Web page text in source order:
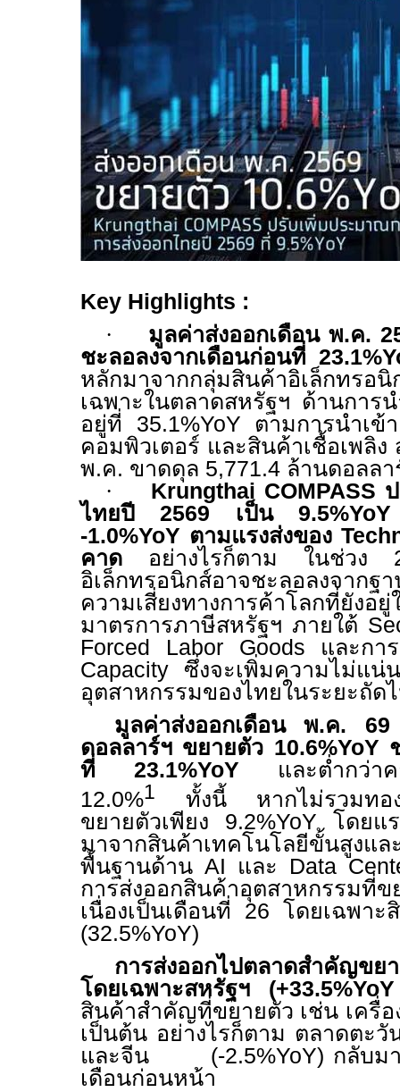
Key Highlights :
·
มูลค่าส่งออกเดือน พ.ค.
ชะลอลงจากเดือนก่อนที่23.1%
หลักมาจากกลุ่มสินค้าอิเล็กทรอ
เฉพาะในตลาดสหรัฐฯ ด้านการ
อยู่ที่ 35.1%YoY ตามการนำเข้
คอมพิวเตอร์ และสินค้าเชื้อเพลิง
พ.ค. ขาดดุล 5,771.4 ล้านดอลลา
·
Krungthai COMPASS
ไทยปี 2569 เป็น 9.5%YoY
-1.0%YoY ตามแรงส่งของ
คาด อย่างไรก็ตาม ในช่วง
อิเล็กทรอนิกส์อาจชะลอลงจาก
ความเสี่ยงทางการค้าโลกที่ยังอ
มาตรการภาษีสหรัฐฯ ภายใต้
Forced
Labor Goods และกา
Capacity ซึ่งจะเพิ่มความไม่แน่
อุตสาหกรรมของไทยในระยะถัด
มูลค่าส่งออกเดือน พ.ค. 69
ดอลลาร์ฯ ขยายตัว 10.6%YoY
ที่ 23.1%YoY และต่ำกว่าค
12.0%1 ทั้งนี้ หากไม่รวมทอง
ขยายตัวเพียง 9.2%YoYโดยแร
มาจากสินค้าเทคโนโลยีขั้นสูงแล
พื้นฐานด้าน AI และ Data
การส่งออกสินค้าอุตสาหกรรมที่
เนื่องเป็นเดือนที่ 26 โดยเฉพาะ
(32.5%YoY)
การส่งออกไปตลาดสำคัญขย
โดยเฉพาะสหรัฐฯ (+33.5%YoY
สินค้าสำคัญที่ขยายตัว เช่น เครื่
เป็นต้น อย่างไรก็ตาม ตลาดตะ
และจีน
(-2.5%YoY) กลับม
เดือนก่อนหน้า